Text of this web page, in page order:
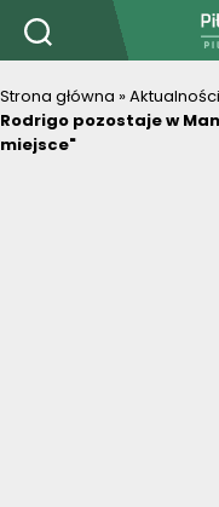
Strona główna »Aktualności
Rodrigo pozostaje w
miejsce"